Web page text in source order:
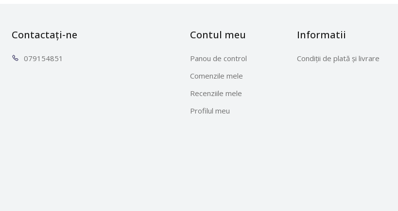
Contactați-ne
0791 54851
Contul meu
Panou de control
Comenzile mele
Recenziile mele
Profilul meu
Informatii
Condiții de plată și livrare